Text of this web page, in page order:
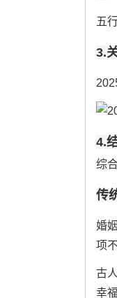
五
3.
4.
综
传
婚
项
古
幸